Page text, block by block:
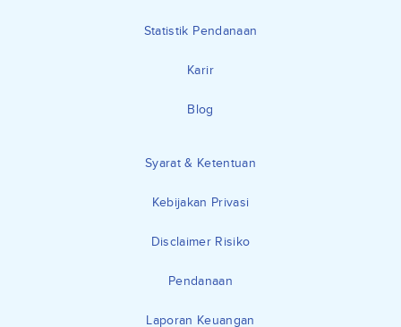
Statistik Pendanaan
Karir
Blog
Syarat & Ketentuan
Kebijakan Privasi
Disclaimer Risiko
Pendanaan
Laporan Keuangan